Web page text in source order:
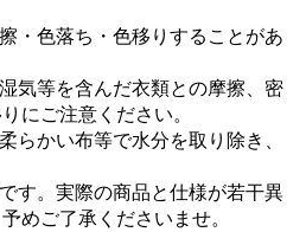
・色落ち・色移りすることがあ
気等を含んだ衣類との摩擦、密
にご注意ください。
らかい布等で水分を取り除き、
す。実際の商品と仕様が若干異
めご了承くださいませ。